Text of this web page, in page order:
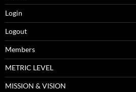
Login
Logout
Members
METRIC LEVEL
MISSION & VISION